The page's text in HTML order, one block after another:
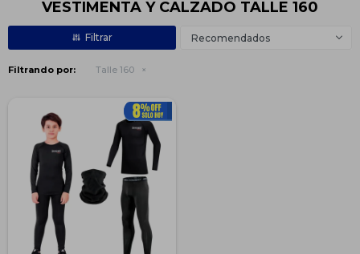
VESTIMENTA Y CALZADO TALLE 160
Recomendados
Filtrando por: Talle 160